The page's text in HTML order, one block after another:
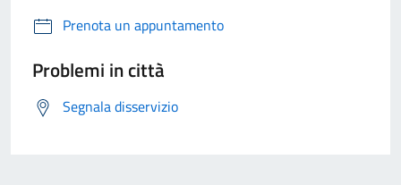
Prenota un appuntamento
Problemi in città
Segnala disservizio